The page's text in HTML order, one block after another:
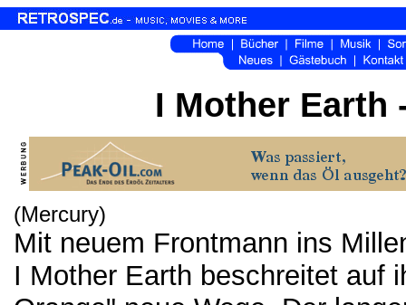
I Mother Earth
(Mercury)
Mit neuem Frontmann ins
I Mother Earth beschreitet auf